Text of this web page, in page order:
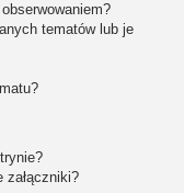
tematów lub je